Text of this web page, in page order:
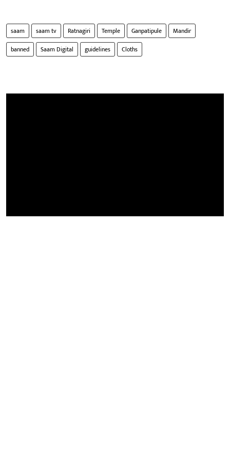
saam saam tv Ratnagiri Temple Ganpatipule
Mandir
banned
Saam Digital guidelines Cloths